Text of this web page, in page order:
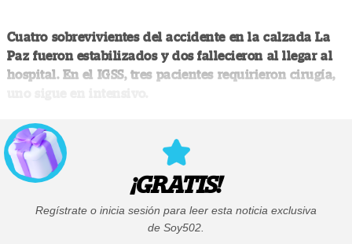
Cuatro sobrevivientes del accidente en la calzada La
Paz fueron estabilizados y dos fallecieron al llegar al
hospital. En el IGSS, tres pacientes requirieron cirugía,
¡GRATIS!
Regístrate o inicia sesión para leer esta noticia exclusiva
de Soy502.